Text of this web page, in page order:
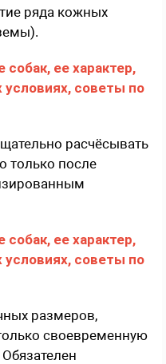
ряда кожных
расчёсывать
только после
размеров,
своевременную